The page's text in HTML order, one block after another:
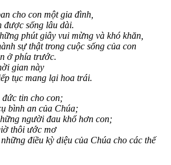
cho con một gia đình,
được sống lâu dài.
phút giây vui mừng và khó khăn,
sự thật trong cuộc sống của con
ở phía trước.
gian này
tục mang lại hoa trái.
đức tin cho con;
bình an của Chúa;
người đau khổ hơn con;
thôi ước mơ
điều kỳ diệu của Chúa cho các thế